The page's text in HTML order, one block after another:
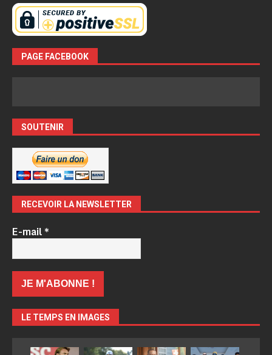
PAGE FACEBOOK
SOUTENIR
RECEVOIR LA NEWSLETTER
E-mail*
LE TEMPS EN IMAGES